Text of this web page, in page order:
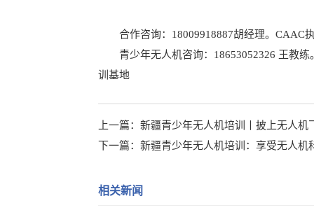
合作咨询：18009918887胡经理。CAAC执
青少年无人机咨询：18653052326 王教练
训基地
上一篇： 新疆青少年无人机培训丨披上无人机
下一篇： 新疆青少年无人机培训：享受无人机
相关新闻